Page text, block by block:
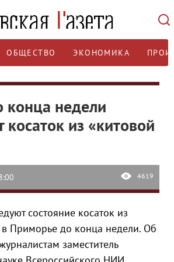
ОБЩЕСТВО ЭКОНОМИКА
недели
косаток из «китовой
4619
состояние косаток из
Приморье до конца недели. Об
заместитель